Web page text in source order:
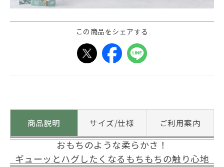
この商品をシェアする
商品説明 サイズ/仕様 ご利用案内
おもちのような柔らかさ！
ギューッとハグしたくなるもちもちの触り心地